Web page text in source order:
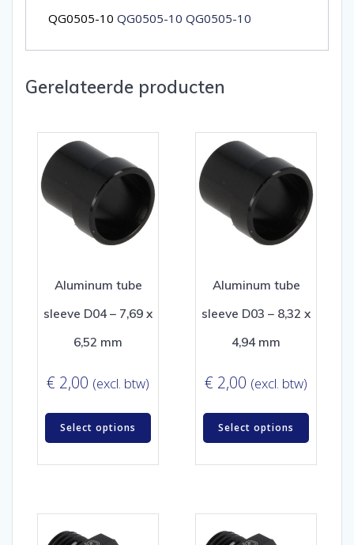
QG0505-10 QG0505-10 QG0505-10
Gerelateerde producten
Aluminum tube
sleeve D04 – 7,69 x
6,52 mm
€ 2,00 (excl. btw)
Select options
Aluminum tube
sleeve D03 – 8,32 x
4,94 mm
€ 2,00 (excl. btw)
Select options